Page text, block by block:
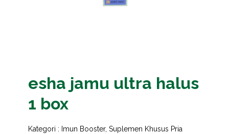
esha jamu ultra halus
1 box
Kategori : Imun Booster, Suplemen Khusus Pria